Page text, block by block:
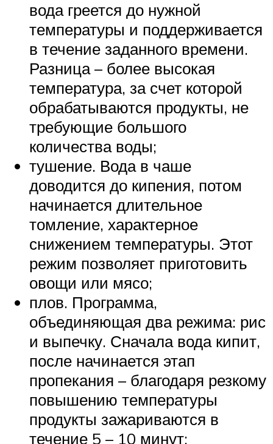
вода греется до нужной
температуры и поддерживается
в течение заданного времени.
Разница – более высокая
температура, за счет которой
обрабатываются продукты, не
требующие большого
количества воды;
тушение. Вода в чаше
доводится до кипения, потом
начинается длительное
томление, характерное
снижением температуры. Этот
режим позволяет приготовить
овощи или мясо;
плов. Программа,
объединяющая два режима: рис
и выпечку. Сначала вода кипит,
после начинается этап
пропекания – благодаря резкому
повышению температуры
продукты зажариваются в
течение 5 – 10 минут;